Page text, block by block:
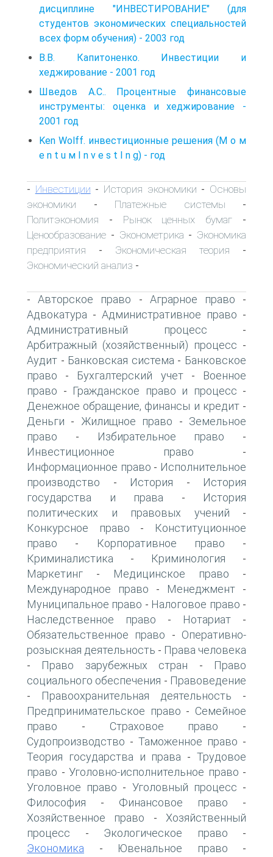
дисциплине "ИНВЕСТИРОВАНИЕ" (для
студентов экономических специальностей
всех форм обучения) - 2003 год
B.B. Капитоненко. Инвестиции и
хеджирование - 2001 год
Шведов A.C.. Процентные финансовые
инструменты: оценка и хеджирование -
2001 год
Ken Wolff. инвестиционные решения (М o м
e n t u м I n v e s t I n g) - год
- Инвестиции - История экономики - Основы
экономики - Платежные системы -
Политэкономия - Рынок ценных бумаг -
Ценообразование - Эконометрика - Экономика
предприятия - Экономическая теория -
Экономический анализ -
-Авторское право - Аграрное право -
Адвокатура - Административное право -
Административный процесс -
Арбитражный (хозяйственный) процесс -
Аудит - Банковская система - Банковское
право - Бухгалтерский учет-
Военное
право - Гражданское право и процесс -
Денежное обращение, финансы и кредит-
Деньги - Жилищное право - Земельное
право - Избирательное право -
Инвестиционное право -
Информационное право - Исполнительное
производство - История -
История
государства и права -
История
политических и правовых учений -
Конкурсное право -
Конституционное
право - Корпоративное право -
Криминалистика - Криминология -
Маркетинг - Медицинское право -
Международное право - Менеджмент -
Муниципальное право - Налоговое право -
Наследственное право - Нотариат -
Обязательственное право - Оперативно-
розыскная деятельность - Права человека
- Право зарубежных стран -
Право
социального обеспечения - Правоведение
- Правоохранительная деятельность -
Предпринимательское право - Семейное
право - Страховое право -
Судопроизводство - Таможенное право -
Теория государства и права -Трудовое
право - Уголовно-исполнительное право -
Уголовное право - Уголовный процесс -
Философия - Финансовое право -
Хозяйственное право - Хозяйственный
процесс - Экологическое право -
Экономика - Ювенальное право -